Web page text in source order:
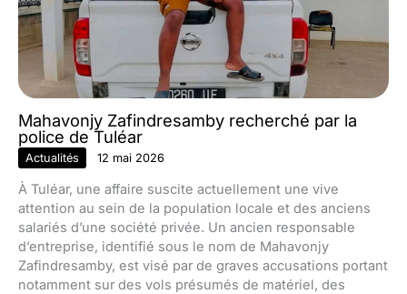
Mahavonjy Zafindresamby recherché par la
police de Tuléar
Actualités 12 mai 2026
À Tuléar, une affaire suscite actuellement une vive
attention au sein de la population locale et des anciens
salariés d’une société privée. Un ancien responsable
d’entreprise, identifié sous le nom de Mahavonjy
Zafindresamby, est visé par de graves accusations portant
notamment sur des vols présumés de matériel, des